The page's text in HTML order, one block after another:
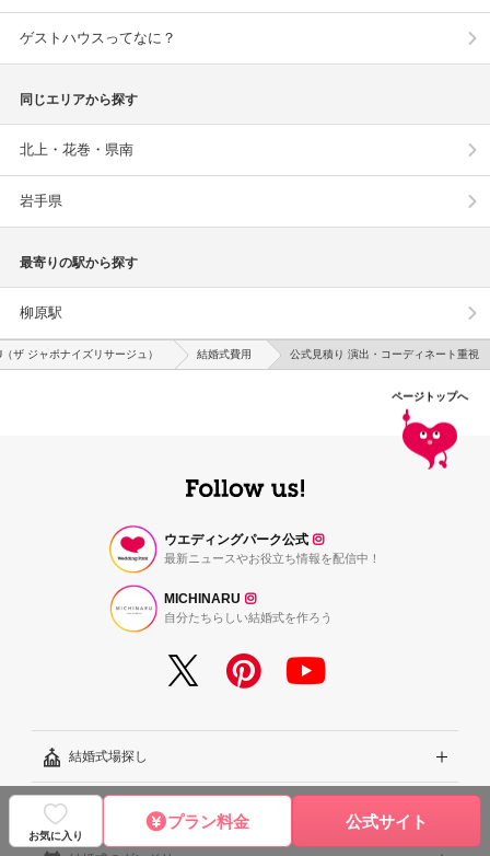
お気に入り
プラン料金 公式サイト
ゲストハウスってなに？
同じエリアから探す
北上・花巻・県南
岩手県
最寄りの駅から探す
柳原駅
ザ ジャポナイズリサージュ） 結婚式費用 公式見積り 演出・コーディネート重視
ページトップへ
ウエディングパーク公式
最新ニュースやお役立ち情報を配信中！
MICHINARU
自分たちらしい結婚式を作ろう
結婚式場探し
エリアから探す